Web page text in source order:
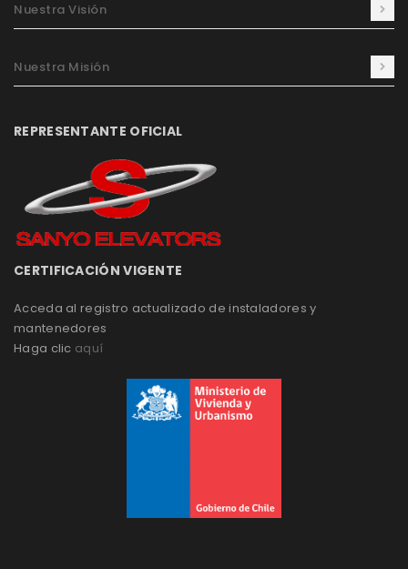
Nuestra Visión
Nuestra Misión
REPRESENTANTE OFICIAL
CERTIFICACIÓN VIGENTE
Acceda al registro actualizado de instaladores y
mantenedores
Haga clic aquí